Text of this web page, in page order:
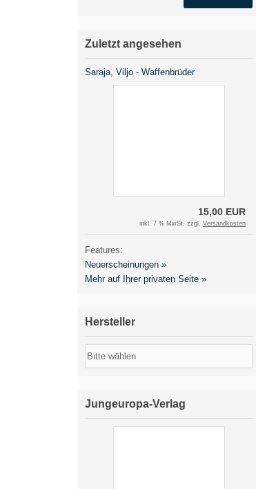
Zuletzt angesehen
Saraja, Viljo - Waffenbrüder
15,00 EUR
inkl. 7 % MwSt. zzgl. Versandkosten
Features:
Neuerscheinungen »
Mehr auf Ihrer privaten Seite »
Hersteller
Jungeuropa-Verlag